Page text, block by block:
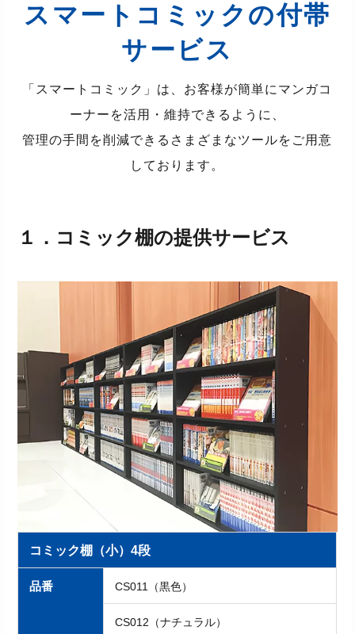
スマートコミックの付帯
サービス
「スマートコミック」は、お客様が簡単にマンガコ
ーナーを活用・維持できるように、
管理の手間を削減できるさまざまなツールをご用意
しております。
１． コミック棚の提供サービス
コミック棚（小）4段
品番 CS011（黒色）
CS012（ナチュラル）